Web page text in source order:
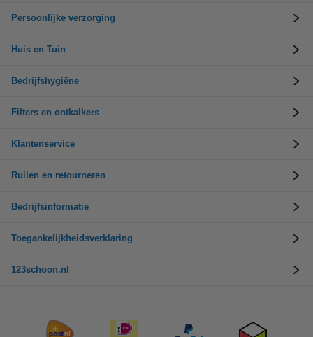
Persoonlijke verzorging
Huis en Tuin
Bedrijfshygiëne
Filters en ontkalkers
Klantenservice
Ruilen en retourneren
Bedrijfsinformatie
Toegankelijkheidsverklaring
123schoon.nl